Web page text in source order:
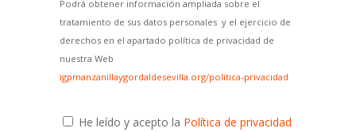
Podrá obtener información ampliada sobre el
tratamiento de sus datos personales y el ejercicio de
derechos en el apartado política de privacidad de
nuestra Web
igpmanzanillaygordaldesevilla.org/politica-privacidad
He leído y acepto la Política de privacidad